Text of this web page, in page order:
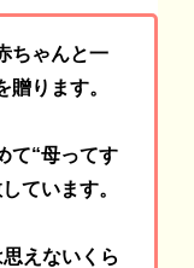
ちゃんと一
ります。
て“母ってす
ています。
えないくら